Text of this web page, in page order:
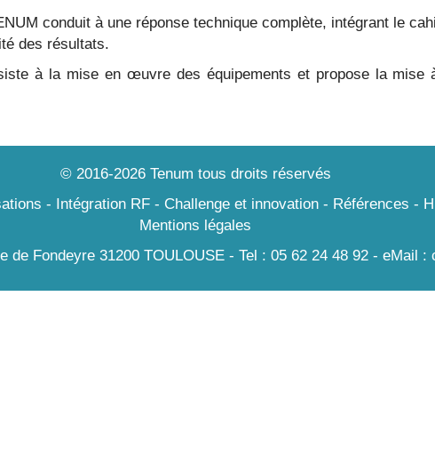
conduit à une réponse technique complète, intégrant le
des résultats.
à la mise en œuvre des équipements et propose la mise
© 2016-2026 Tenum tous droits réservés
- Intégration RF- Challenge et innovation- Références -
Mentions légales
de Fondeyre 31200 TOULOUSE - Tel : 05 62 24 48 92 - eMail :